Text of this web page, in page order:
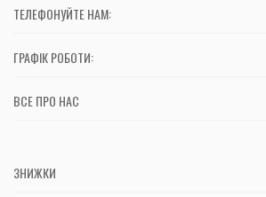
ТЕЛЕФОНУЙТЕ НАМ:
ГРАФІК РОБОТИ:
ВСЕ ПРО НАС
ЗНИЖКИ